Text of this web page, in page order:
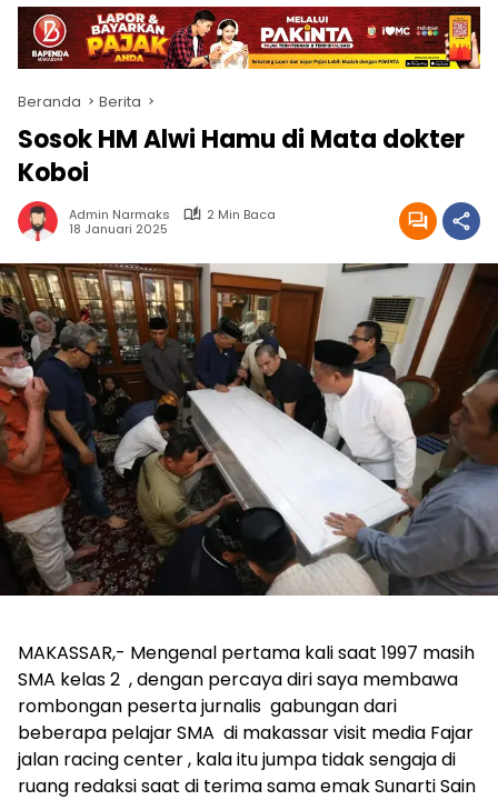
Beranda Berita
Sosok HM Alwi Hamu di Mata dokter
Koboi
Admin Narmaks
2 Min Baca
18 Januari 2025
MAKASSAR,- Mengenal pertama kali saat 1997 masih
SMA kelas 2 , dengan percaya diri saya membawa
rombongan peserta jurnalis gabungan dari
beberapa pelajar SMA di makassar visit media Fajar
jalan racing center , kala itu jumpa tidak sengaja di
ruang redaksi saat di terima sama emak Sunarti Sain